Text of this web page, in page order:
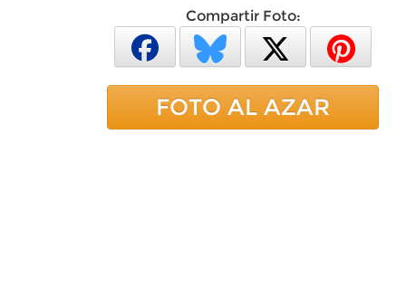
Compartir Foto:
FOTO AL AZAR